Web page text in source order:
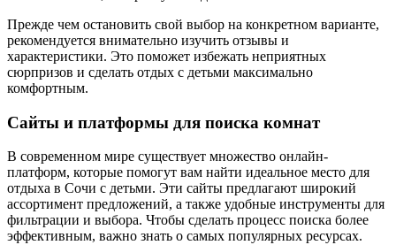
Прежде чем остановить свой выбор на конкретном варианте,
рекомендуется внимательно изучить отзывы и
характеристики. Это поможет избежать неприятных
сюрпризов и сделать отдых с детьми максимально
комфортным.
Сайты и платформы для поиска комнат
В современном мире существует множество онлайн-
платформ, которые помогут вам найти идеальное место для
отдыха в Сочи с детьми. Эти сайты предлагают широкий
ассортимент предложений, а также удобные инструменты для
фильтрации и выбора. Чтобы сделать процесс поиска более
эффективным, важно знать о самых популярных ресурсах.